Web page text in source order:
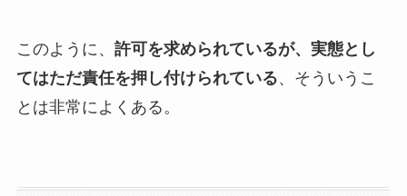
このように、 許可を求められているが、実態とし
てはただ責任を押し付けられている、そういうこ
とは非常によくある。